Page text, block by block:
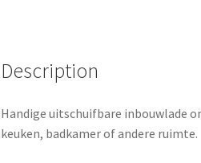
t
Description
Handige uitschuifbare inbouwlade
keuken, badkamer of andere ruimte.